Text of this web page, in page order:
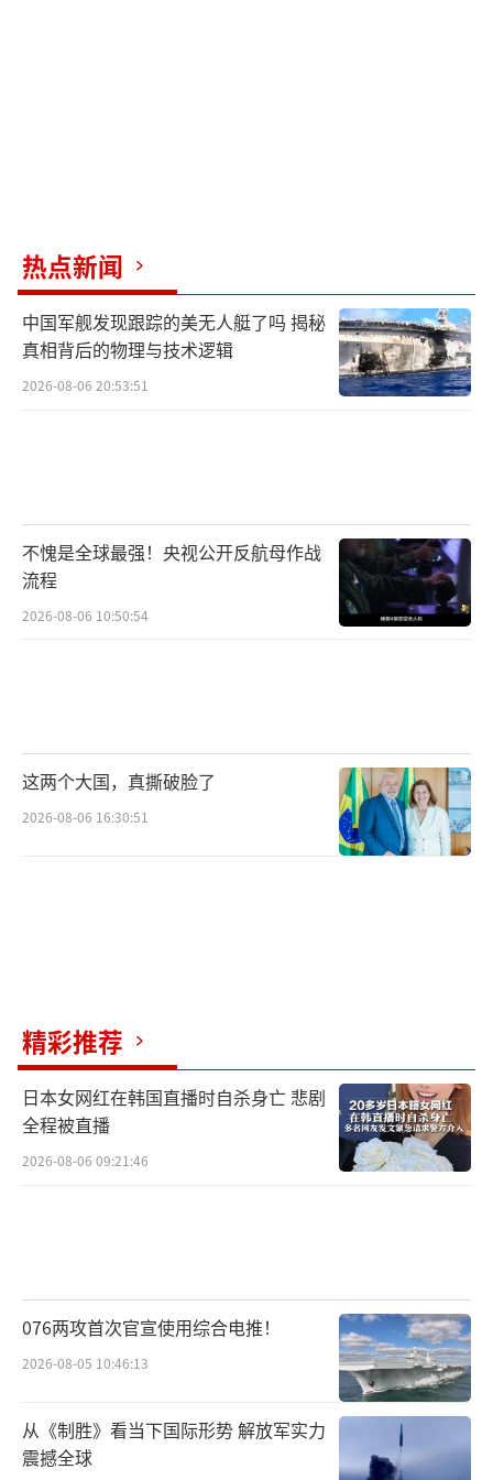
热点新闻
中国军舰发现跟踪的美无人艇了吗 揭秘
真相背后的物理与技术逻辑
2026-08-06 20:53:51
不愧是全球最强！央视公开反航母作战
流程
2026-08-06 10:50:54
这两个大国，真撕破脸了
2026-08-06 16:30:51
精彩推荐
日本女网红在韩国直播时自杀身亡 悲剧
全程被直播
2026-08-06 09:21:46
076两攻首次官宣使用综合电推！
2026-08-05 10:46:13
从《制胜》看当下国际形势 解放军实力
震撼全球